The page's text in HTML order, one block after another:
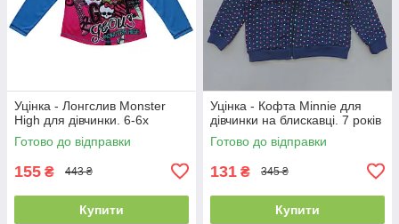
Уцінка - Лонгслив Monster
High для дівчинки. 6-6х
Готово до відправки
155 ₴ 443 ₴
Купити
Уцінка - Кофта Minnie для
дівчинки на блискавці. 7 років
Готово до відправки
131 ₴ 345 ₴
Купити